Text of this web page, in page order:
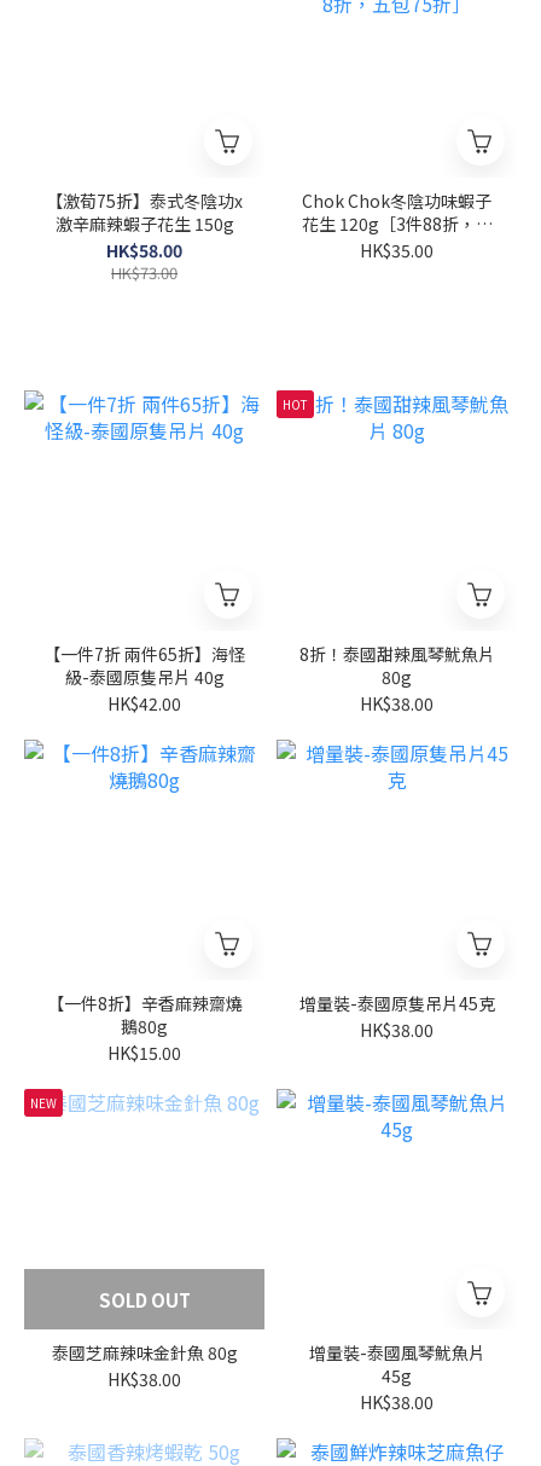
【激荀75折】泰式冬陰功x
激辛麻辣蝦子花生 150g
HK$58.00
HK$73.00
Chok Chok冬陰功味蝦子
花生 120g［3件88折，四
件8折，五包75折］
HK$35.00
【一件7折 兩件65折】海怪
級-泰國原隻吊片 40g
HK$42.00
HOT
8折！泰國甜辣風琴魷魚片
80g
HK$38.00
【一件8折】辛香麻辣齋燒
鵝80g
HK$15.00
增量裝-泰國原隻吊片45克
HK$38.00
NEW
SOLD OUT
泰國芝麻辣味金針魚 80g
HK$38.00
增量裝-泰國風琴魷魚片
45g
HK$38.00